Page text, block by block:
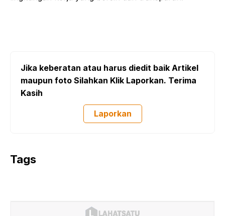
Jika keberatan atau harus diedit baik Artikel
maupun foto Silahkan Klik Laporkan. Terima
Kasih
Laporkan
Tags